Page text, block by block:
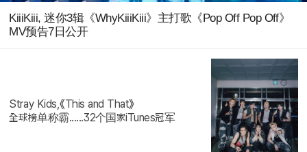
KiiiKiii, 迷你3辑《WhyKiiiKiii》主打歌《Pop Off Pop Off》
MV预告7日公开
Stray Kids,《This and That》
全球榜单称霸......32个国家iTunes冠军